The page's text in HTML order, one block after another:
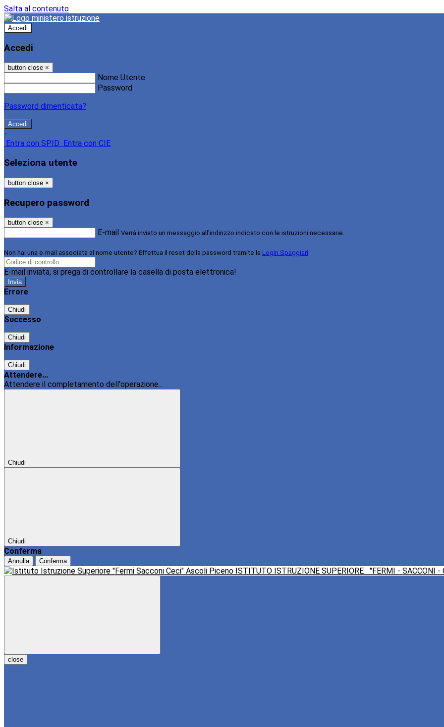
Salta al contenuto
Accedi
Accedi
button close ×
Nome Utente
Password
Password dimenticata?
-
Entra con SPID
Entra con CIE
Seleziona utente
button close ×
Recupero password
button close ×
E-mail Verrà inviato un messaggio all'indirizzo indicato con le istruzioni necessarie.
Non hai una e-mail associata al nome utente? Effettua il reset della password tramite la Login Spaggiari
E-mail inviata, si prega di controllare la casella di posta elettronica!
Errore
Chiudi
Successo
Chiudi
Informazione
Chiudi
Attendere...
Attendere il completamento dell'operazione...
Chiudi
Chiudi
Conferma
Annulla Conferma
ISTITUTO ISTRUZIONE SUPERIORE "FERMI - SACCONI -
close